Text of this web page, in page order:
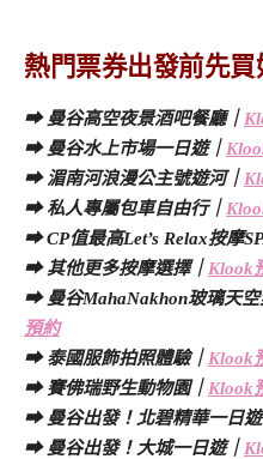
熱門票券出發前先
➡ 曼谷高空夜景酒吧餐廳｜
➡ 曼谷水上市場一日遊｜
➡ 湄南河浪漫公主號遊河｜
➡ 私人專屬包車自由行｜
➡ CP值最高Let’s Relax按摩
➡ 其他更多按摩選擇｜ Klook
➡ 曼谷MahaNakhon玻璃天空
預約
➡ 泰國服飾拍照體驗｜ Klook
➡ 賽佛瑞野生動物園｜ Klook
➡ 曼谷出發！北碧精華一日遊
➡ 曼谷出發！大城一日遊｜